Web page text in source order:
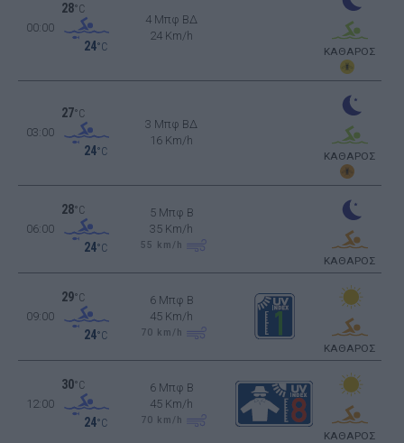
00:00
28°C
24°C
4 Μπφ ΒΔ
24 Km/h
ΚΑΘΑΡΟΣ
03:00
27°C
24°C
3 Μπφ ΒΔ
16 Km/h
ΚΑΘΑΡΟΣ
06:00
28°C
24°C
5 Μπφ B
35 Km/h
55 km/h
ΚΑΘΑΡΟΣ
09:00
29°C
24°C
6 Μπφ B
45 Km/h
70 km/h
ΚΑΘΑΡΟΣ
12:00
30°C
24°C
6 Μπφ B
45 Km/h
70 km/h
ΚΑΘΑΡΟΣ